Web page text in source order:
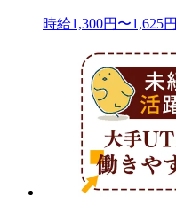
時給1,300円〜1,625円